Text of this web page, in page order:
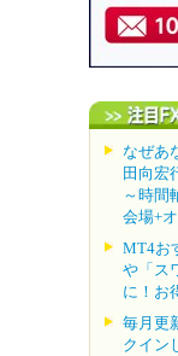
なぜあ
田向宏
～時間
会場+
MT4お
や「ス
に！お
毎月更
クイン